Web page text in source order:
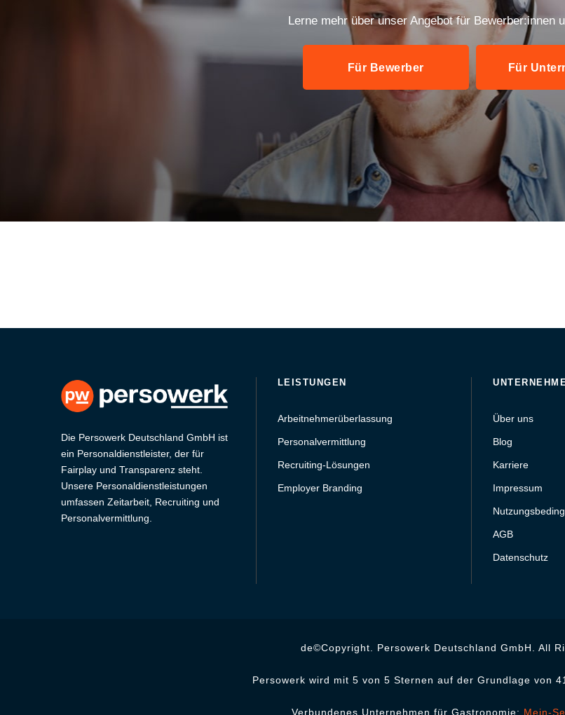
Lerne mehr über unser Angebot für Bewerber:innen
Für Bewerber Für
Die Persowerk Deutschland GmbH ist
ein Personaldienstleister, der für
Fairplay und Transparenz steht.
Unsere Personaldienstleistungen
umfassen Zeitarbeit, Recruiting und
Personalvermittlung.
LEISTUNGEN
Arbeitnehmerüberlassung
Personalvermittlung
Recruiting-Lösungen
Employer Branding
Über uns
Blog
Karriere
Impressum
AGB
Datenschutz
de©Copyright. Persowerk Deutschland GmbH. All
Persowerk wird mit 5 von 5 Sternen auf der Grundlage von
Verbundenes Unternehmen für Gastronomie: Mein-